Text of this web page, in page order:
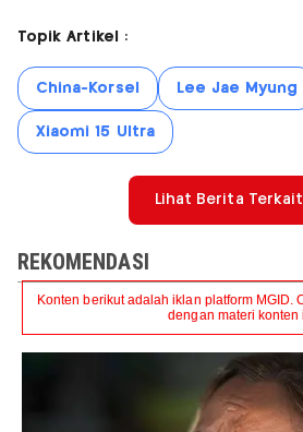
Topik Artikel :
China-Korsel Lee Jae Myung
Xiaomi 15 Ultra
Lihat Berita Terkait